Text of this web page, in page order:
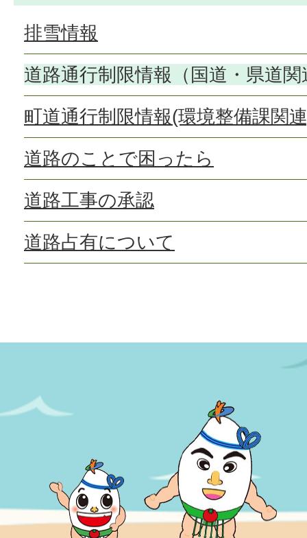
排雪情報
道路通行制限情報（国道・県道関
町道通行制限情報(環境整備課関
道路のことで困ったら
道路工事の承認
道路占有について